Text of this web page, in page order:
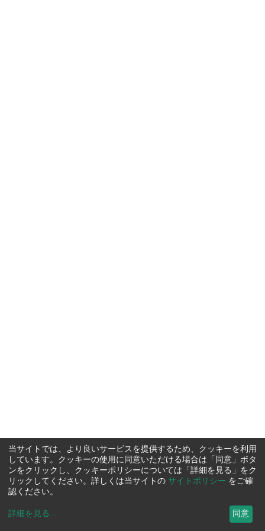
当サイトでは、より良いサービスを提供するため、クッキーを利用
しています。クッキーの使用に同意いただける場合は「同意」ボタ
ンをクリックし、クッキーポリシーについては「詳細を見る」をク
リックしてください。詳しくは当サイトの サイトポリシー をご確
認ください。
詳細を見る ... 同意